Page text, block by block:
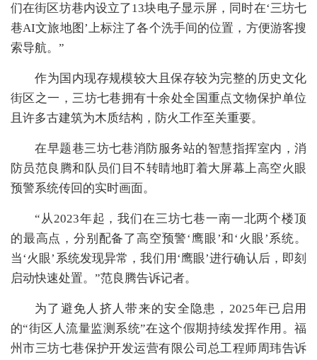
们在街区坊巷内设立了13块电子显示屏，同时在‘三坊七
巷AI文旅地图’上标注了各个洗手间的位置，方便游客搜
索导航。”
作为国内现存规模较大且保存较为完整的历史文化
街区之一，三坊七巷拥有十余处全国重点文物保护单位
且许多古建筑为木质结构，防火工作至关重要。
在早题巷三坊七巷消防服务站的智慧指挥室内，消
防员范良腾和队员们目不转睛地盯着大屏幕上高空火眼
预警系统传回的实时画面。
“从2023年起，我们在三坊七巷一南一北两个楼顶
的最高点，分别配备了高空预警‘鹰眼’和‘火眼’系统。
当‘火眼’系统发现异常，我们用‘鹰眼’进行确认后，即刻
启动快速处置。”范良腾告诉记者。
为了避免人挤人带来的安全隐患，2025年已启用
的“街区人流量监测系统”在这个假期持续发挥作用。福
州市三坊七巷保护开发运营有限公司总工程师周玮告诉